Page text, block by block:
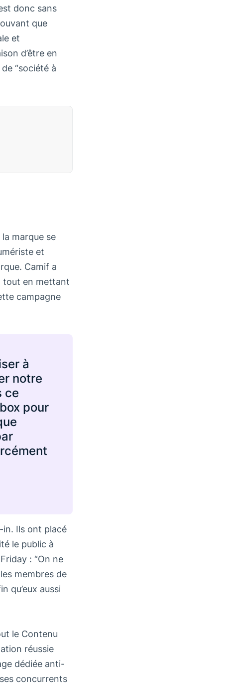
donc sans
que
et
d’être en
“société à
marque se
et
Camif a
tout en mettant
campagne
à
notre
ce
pour
in. Ils ont placé
le public à
: “On ne
membres de
qu’eux aussi
le Contenu
réussie
dédiée anti-
concurrents